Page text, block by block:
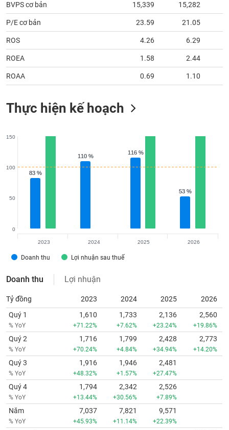
BVPS cơ bản 15,339 15,282
P/E cơ bản 23.59 21.05
ROS 4.26 6.29
ROEA 1.58 2.44
ROAA 0.69 1.10
Thực hiện kế hoạch
83 %
83 %
110 %
110 %
116 %
116 %
53 %
53 %
Doanh thu Lợi nhuận sau thuế
0
50
100
150
2023 2024 2025 2026
Doanh thu Lợi nhuận
Tỷ đồng 2023 2024 2025
2026
Quý 1
% YoY
1,610
+71.22%
1,733
+7.62%
2,136
+23.24%
2,560
+19.86%
Quý 2
% YoY
1,716
+70.24%
1,799
+4.84%
2,428
+34.94%
2,773
+14.20%
Quý 3
% YoY
1,916
+48.32%
1,946
+1.57%
2,481
+27.47%
Quý 4
% YoY
1,794
+13.44%
2,342
+30.56%
2,526
+7.89%
Năm
% YoY
7,037
+45.93%
7,821
+11.14%
9,571
+22.39%